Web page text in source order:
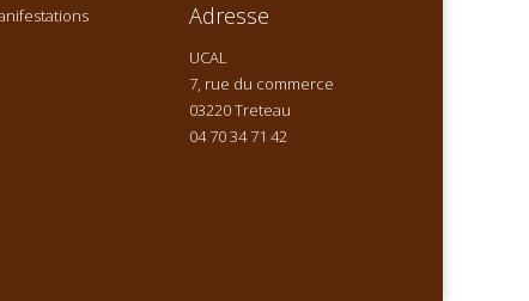
Adresse
UCAL
7, rue du commerce
03220 Treteau
04 70 34 71 42